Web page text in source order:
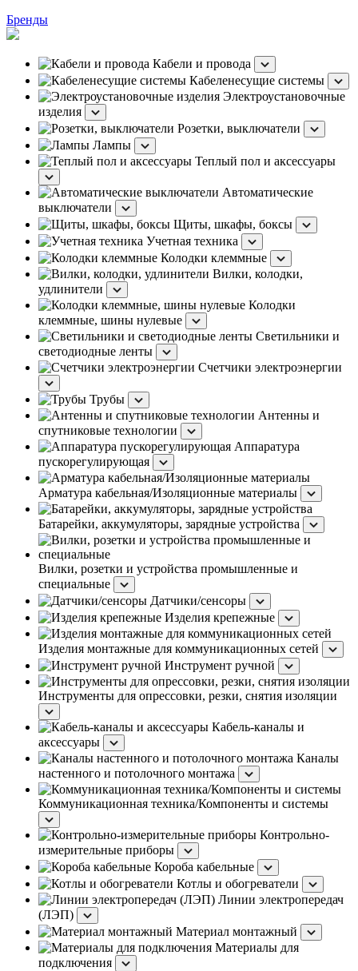
Бренды
Кабели и провода
Кабеленесущие системы
Электроустановочные
изделия
Розетки, выключатели
Лампы
Теплый пол и аксессуары
Автоматические
выключатели
Щиты, шкафы, боксы
Учетная техника
Колодки клеммные
Вилки, колодки,
удлинители
Колодки
клеммные, шины нулевые
Светильники и
светодиодные ленты
Счетчики электроэнергии
Трубы
Антенны и
спутниковые технологии
Аппаратура
пускорегулирующая
Арматура кабельная/Изоляционные материалы
Батарейки, аккумуляторы, зарядные устройства
Вилки, розетки и устройства промышленные и
специальные
Датчики/сенсоры
Изделия крепежные
Изделия монтажные для коммуникационных сетей
Инструмент ручной
Инструменты для опрессовки, резки, снятия изоляции
Кабель-каналы и
аксессуары
Каналы
настенного и потолочного монтажа
Коммуникационная техника/Компоненты и системы
Контрольно-
измерительные приборы
Короба кабельные
Котлы и обогреватели
Линии электропередач
(ЛЭП)
Материал монтажный
Материалы для
подключения